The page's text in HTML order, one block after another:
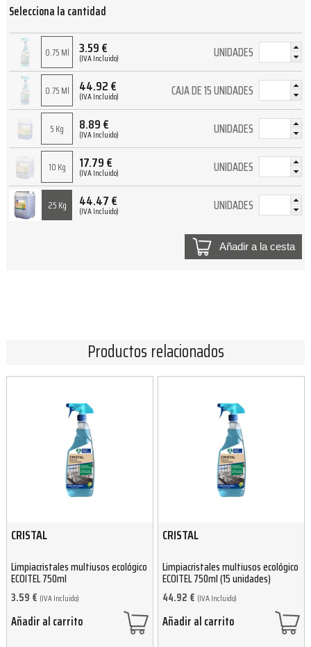
Selecciona la cantidad
0.75 Ml 3.59€
(IVA Incluido) UNIDADES
0.75 Ml 44.92€
(IVA Incluido) CAJA DE 15 UNIDADES
5 Kg 8.89€
(IVA Incluido) UNIDADES
10 Kg 17.79€
(IVA Incluido) UNIDADES
25 Kg 44.47€
(IVA Incluido) UNIDADES
Añadir a la cesta
Productos relacionados
CRISTAL
Limpiacristales multiusos ecológico
ECOITEL 750ml
3.59 € (IVA Incluido)
Añadir al carrito
CRISTAL
Limpiacristales multiusos ecológico
ECOITEL 750ml (15 unidades)
44.92 € (IVA Incluido)
Añadir al carrito